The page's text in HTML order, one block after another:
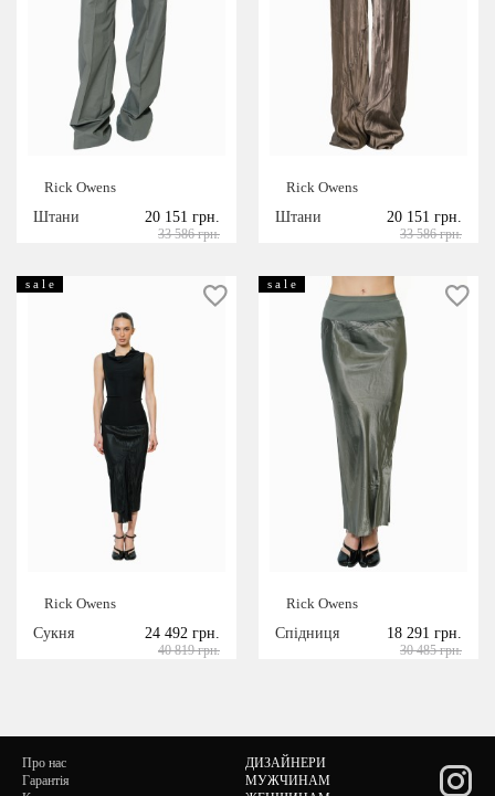
Rick Owens
Штани
20 151 грн.
33 586 грн.
Rick Owens
Штани
20 151 грн.
33 586 грн.
s a l e
Rick Owens
Сукня
24 492 грн.
40 819 грн.
s a l e
Rick Owens
Спідниця
18 291 грн.
30 485 грн.
Про нас
Гарантія
ДИЗАЙНЕРИ
МУЖЧИНАМ